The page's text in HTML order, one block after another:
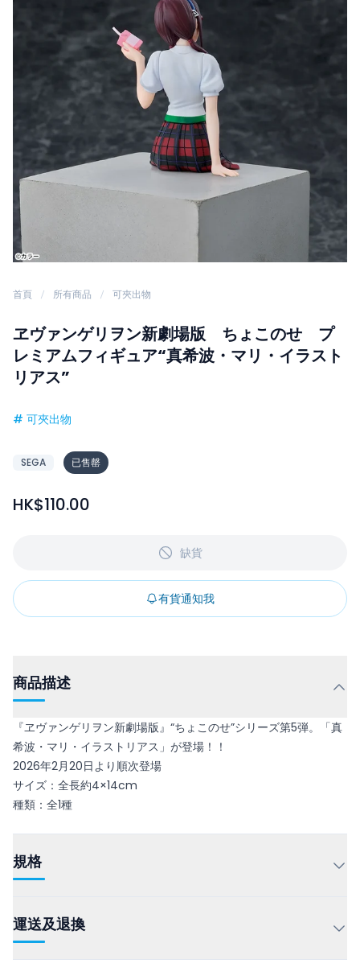
首頁 所有商品 可夾出物
ヱヴァンゲリヲン新劇場版 ちょこのせ プ
レミアムフィギュア“真希波・マリ・イラスト
リアス”
# 可夾出物
SEGA 已售罄
HK$110.00
缺貨
有貨通知我
商品描述
『ヱヴァンゲリヲン新劇場版』“ちょこのせ”シリーズ第5弾。「真
希波・マリ・イラストリアス」が登場！！
2026年2月20日より順次登場
サイズ：全長約4×14cm
種類：全1種
規格
運送及退換